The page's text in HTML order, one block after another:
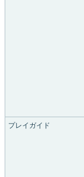
プレイガイド